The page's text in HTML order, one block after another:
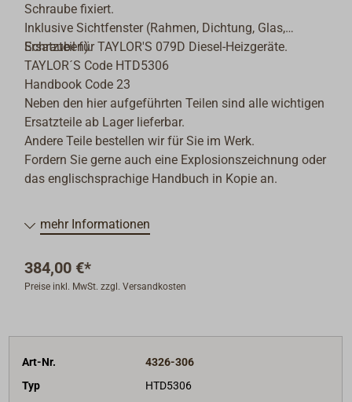
Schraube fixiert.
Inklusive Sichtfenster (Rahmen, Dichtung, Glas,
Schrauben).
Ersatzteil für TAYLOR'S 079D Diesel-Heizgeräte.
TAYLOR´S Code HTD5306
Handbook Code 23
Neben den hier aufgeführten Teilen sind alle wichtigen
Ersatzteile ab Lager lieferbar.
Andere Teile bestellen wir für Sie im Werk.
Fordern Sie gerne auch eine Explosionszeichnung oder
das englischsprachige Handbuch in Kopie an.
mehr Informationen
384,00 €*
Preise inkl. MwSt. zzgl. Versandkosten
Art-Nr.
4326-306
Typ
HTD5306